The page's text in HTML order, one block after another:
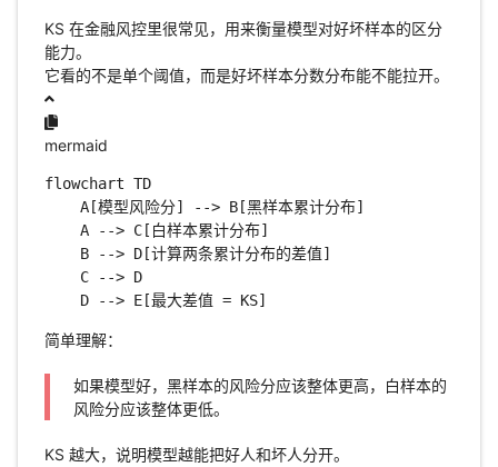
KS 在金融风控里很常见，用来衡量模型对好坏样本的区分
能力。
它看的不是单个阈值，而是好坏样本分数分布能不能拉开。
mermaid
flowchart TD
    A[模型风险分] --> B[黑样本累计分布]
    A --> C[白样本累计分布]
    B --> D[计算两条累计分布的差值]
    C --> D
    D --> E[最大差值 = KS]
简单理解：
如果模型好，黑样本的风险分应该整体更高，白样本的
风险分应该整体更低。
KS 越大，说明模型越能把好人和坏人分开。